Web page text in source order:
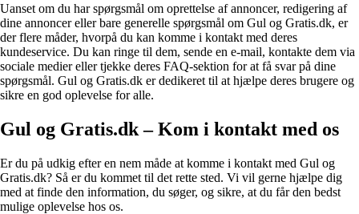
Uanset om du har spørgsmål om oprettelse af annoncer, redigering af
dine annoncer eller bare generelle spørgsmål om Gul og Gratis.dk, er
der flere måder, hvorpå du kan komme i kontakt med deres
kundeservice. Du kan ringe til dem, sende en e-mail, kontakte dem via
sociale medier eller tjekke deres FAQ-sektion for at få svar på dine
spørgsmål. Gul og Gratis.dk er dedikeret til at hjælpe deres brugere og
sikre en god oplevelse for alle.
Gul og Gratis.dk – Kom i kontakt med os
Er du på udkig efter en nem måde at komme i kontakt med Gul og
Gratis.dk? Så er du kommet til det rette sted. Vi vil gerne hjælpe dig
med at finde den information, du søger, og sikre, at du får den bedst
mulige oplevelse hos os.